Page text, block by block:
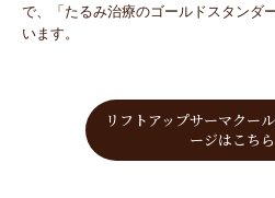
で、「たるみ治療のゴールドスタンダ
います。
リフトアップサーマクー
ージはこちら